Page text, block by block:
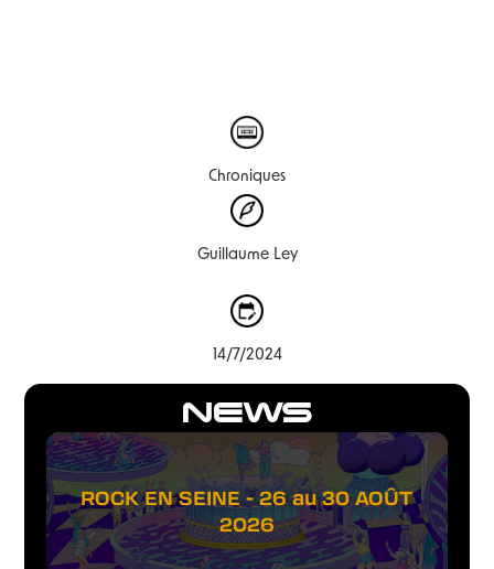
NEWS
ROCK EN SEINE - 26 au 30 AOÛT
2026
Chroniques
Guillaume Ley
14/7/2024